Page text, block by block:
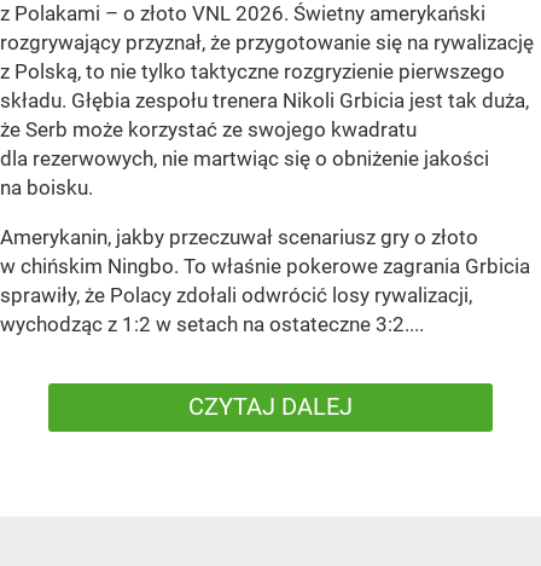
z Polakami – o złoto VNL 2026. Świetny amerykański
rozgrywający przyznał, że przygotowanie się na rywalizację
z Polską, to nie tylko taktyczne rozgryzienie pierwszego
składu. Głębia zespołu trenera Nikoli Grbicia jest tak duża,
że Serb może korzystać ze swojego kwadratu
dla rezerwowych, nie martwiąc się o obniżenie jakości
na boisku.
Amerykanin, jakby przeczuwał scenariusz gry o złoto
w chińskim Ningbo. To właśnie pokerowe zagrania Grbicia
sprawiły, że Polacy zdołali odwrócić losy rywalizacji,
wychodząc z 1:2 w setach na ostateczne 3:2....
CZYTAJ DALEJ